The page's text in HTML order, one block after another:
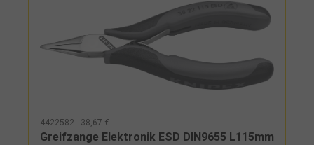
4422582 - 38,67 €
Greifzange Elektronik ESD DIN9655 L115mm